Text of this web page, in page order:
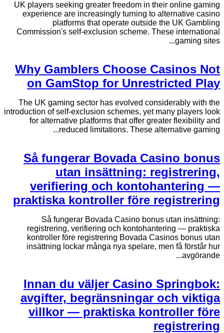
UK players seeking greater freedom in their online gaming
experience are increasingly turning to alternative casino
platforms that operate outside the UK Gambling
Commission's self-exclusion scheme. These international
gaming sites...
Why Gamblers Choose Casinos Not
on GamStop for Unrestricted Play
The UK gaming sector has evolved considerably with the
introduction of self-exclusion schemes, yet many players look
for alternative platforms that offer greater flexibility and
reduced limitations. These alternative gaming...
Så fungerar Bovada Casino bonus
utan insättning: registrering,
verifiering och kontohantering —
praktiska kontroller före registrering
Så fungerar Bovada Casino bonus utan insättning:
registrering, verifiering och kontohantering — praktiska
kontroller före registrering Bovada Casinos bonus utan
insättning lockar många nya spelare, men få förstår hur
avgörande...
Innan du väljer Casino Springbok:
avgifter, begränsningar och viktiga
villkor — praktiska kontroller före
registrering